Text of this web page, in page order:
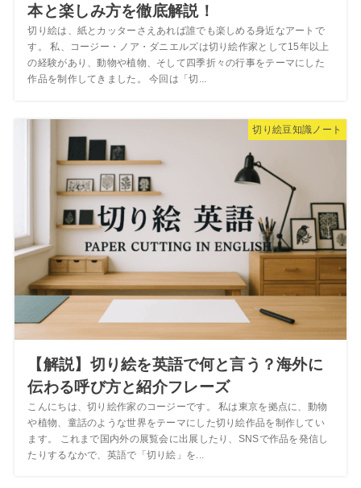
本と楽しみ方を徹底解説！
切り絵は、紙とカッターさえあれば誰でも楽しめる身近なアートで
す。 私、コージー・ノア・ダニエルズは切り絵作家として15年以上
の経験があり、動物や植物、そして四季折々の行事をテーマにした
作品を制作してきました。 今回は「切...
切り絵豆知識ノート
【解説】切り絵を英語で何と言う？海外に
伝わる呼び方と紹介フレーズ
こんにちは、切り絵作家のコージーです。 私は東京を拠点に、動物
や植物、童話のような世界をテーマにした切り絵作品を制作してい
ます。 これまで国内外の展覧会に出展したり、SNSで作品を発信し
たりするなかで、英語で「切り絵」を...